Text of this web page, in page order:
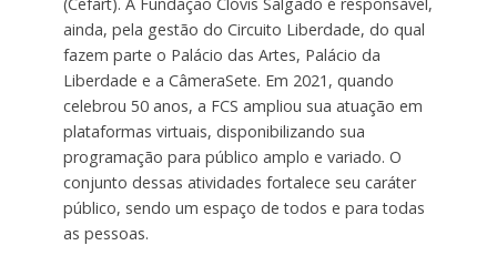
ainda, pela gestão do Circuito Liberdade, do qual
fazem parte o Palácio das Artes, Palácio da
Liberdade e a CâmeraSete. Em 2021, quando
celebrou 50 anos, a FCS ampliou sua atuação em
plataformas virtuais, disponibilizando sua
programação para público amplo e variado. O
conjunto dessas atividades fortalece seu caráter
público, sendo um espaço de todos e para todas
as pessoas.